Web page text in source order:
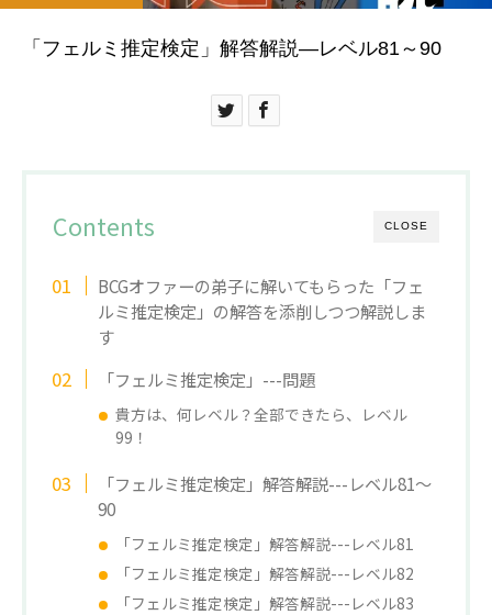
「フェルミ推定検定」解答解説—レベル81～90
CLOSE
Contents
BCGオファーの弟子に解いてもらった「フェ
ルミ推定検定」の解答を添削しつつ解説しま
す
「フェルミ推定検定」---問題
貴方は、何レベル？全部できたら、レベル
99！
「フェルミ推定検定」解答解説---レベル81～
90
「フェルミ推定検定」解答解説---レベル81
「フェルミ推定検定」解答解説---レベル82
「フェルミ推定検定」解答解説---レベル83